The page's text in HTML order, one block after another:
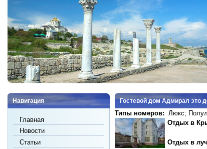
Гостевой дом Адмирал это
Типы номеров: Люкс;
Отдых в
Отдых в
Навигация
Главная
Новости
Статьи